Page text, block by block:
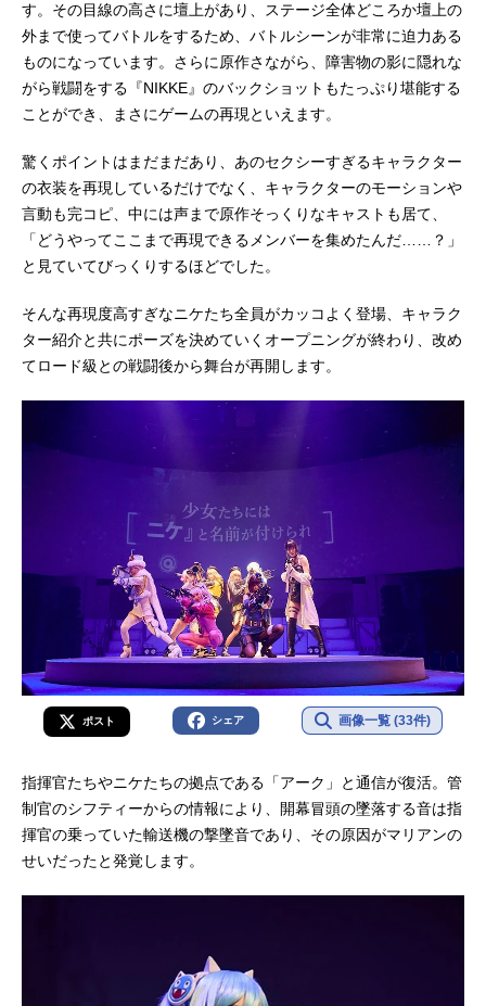
す。その目線の高さに壇上があり、ステージ全体どころか壇上の
外まで使ってバトルをするため、バトルシーンが非常に迫力ある
ものになっています。さらに原作さながら、障害物の影に隠れな
がら戦闘をする『NIKKE』のバックショットもたっぷり堪能する
ことができ、まさにゲームの再現といえます。
驚くポイントはまだまだあり、あのセクシーすぎるキャラクター
の衣装を再現しているだけでなく、キャラクターのモーションや
言動も完コピ、中には声まで原作そっくりなキャストも居て、
「どうやってここまで再現できるメンバーを集めたんだ……？」
と見ていてびっくりするほどでした。
そんな再現度高すぎなニケたち全員がカッコよく登場、キャラク
ター紹介と共にポーズを決めていくオープニングが終わり、改め
てロード級との戦闘後から舞台が再開します。
ポスト シェア 画像一覧 (33件)
指揮官たちやニケたちの拠点である「アーク」と通信が復活。管
制官のシフティーからの情報により、開幕冒頭の墜落する音は指
揮官の乗っていた輸送機の撃墜音であり、その原因がマリアンの
せいだったと発覚します。